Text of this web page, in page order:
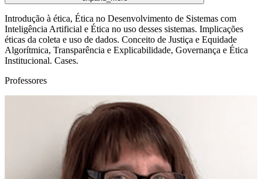
Introdução à ética, Ética no Desenvolvimento de Sistemas com
Inteligência Artificial e Ética no uso desses sistemas. Implicações
éticas da coleta e uso de dados. Conceito de Justiça e Equidade
Algorítmica, Transparência e Explicabilidade, Governança e Ética
Institucional. Cases.
Professores